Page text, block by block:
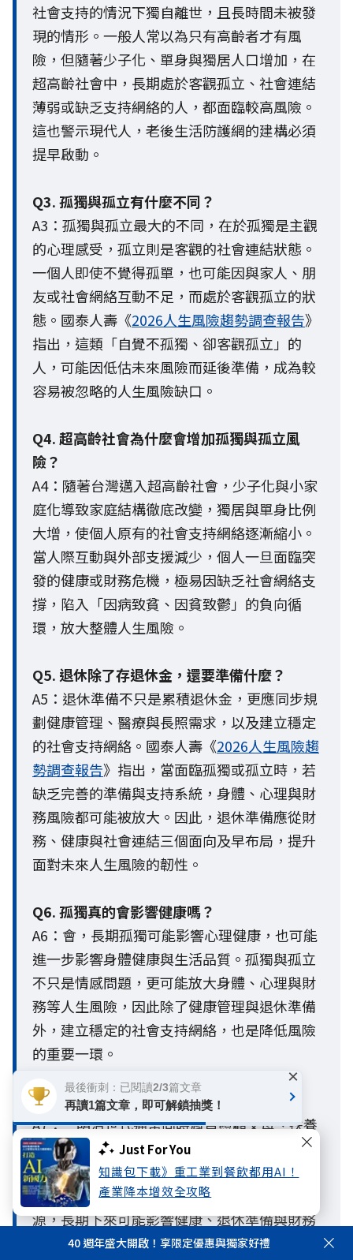
Just For You
知識包下載》重工業到餐飲都用AI！
產業降本增效全攻略
社會支持的情況下獨自離世，且長時間未被發
現的情形。一般人常以為只有高齡者才有風
險，但隨著少子化、單身與獨居人口增加，在
超高齡社會中，長期處於客觀孤立、社會連結
薄弱或缺乏支持網絡的人，都面臨較高風險。
這也警示現代人，老後生活防護網的建構必須
提早啟動。
Q3. 孤獨與孤立有什麼不同？
A3：孤獨與孤立最大的不同，在於孤獨是主觀
的心理感受，孤立則是客觀的社會連結狀態。
一個人即使不覺得孤單，也可能因與家人、朋
友或社會網絡互動不足，而處於客觀孤立的狀
態。國泰人壽《2026人生風險趨勢調查報告》
指出，這類「自覺不孤獨、卻客觀孤立」的
人，可能因低估未來風險而延後準備，成為較
容易被忽略的人生風險缺口。
Q4. 超高齡社會為什麼會增加孤獨與孤立風
險？
A4：隨著台灣邁入超高齡社會，少子化與小家
庭化導致家庭結構徹底改變，獨居與單身比例
大增，使個人原有的社會支持網絡逐漸縮小。
當人際互動與外部支援減少，個人一旦面臨突
發的健康或財務危機，極易因缺乏社會網絡支
撐，陷入「因病致貧、因貧致鬱」的負向循
環，放大整體人生風險。
Q5. 退休除了存退休金，還要準備什麼？
A5：退休準備不只是累積退休金，更應同步規
劃健康管理、醫療與長照需求，以及建立穩定
的社會支持網絡。國泰人壽《2026人生風險趨
勢調查報告》指出，當面臨孤獨或孤立時，若
缺乏完善的準備與支持系統，身體、心理與財
務風險都可能被放大。因此，退休準備應從財
務、健康與社會連結三個面向及早布局，提升
面對未來人生風險的韌性。
Q6. 孤獨真的會影響健康嗎？
A6：會，長期孤獨可能影響心理健康，也可能
進一步影響身體健康與生活品質。孤獨與孤立
不只是情感問題，更可能放大身體、心理與財
務等人生風險，因此除了健康管理與退休準備
外，建立穩定的社會支持網絡，也是降低風險
的重要一環。
Q7. 三明治世代面臨哪些風險？
A7：三明治世代通常同時肩負照顧父母、扶養
子女及工作責任，因此容易面臨心理健康、財
務壓力及身體狀況等多重風險。「扶養與照護
責任」已成為三明治世代最主要的心理壓力來
源，長期下來可能影響健康、退休準備與財務
規劃。及早建立完善的保障、退休準備與家庭
40 週年盛大開啟！享限定優惠與獨家好禮
最後衝刺：已閱讀2/3篇文章
再讀1篇文章，即可解鎖抽獎！
×